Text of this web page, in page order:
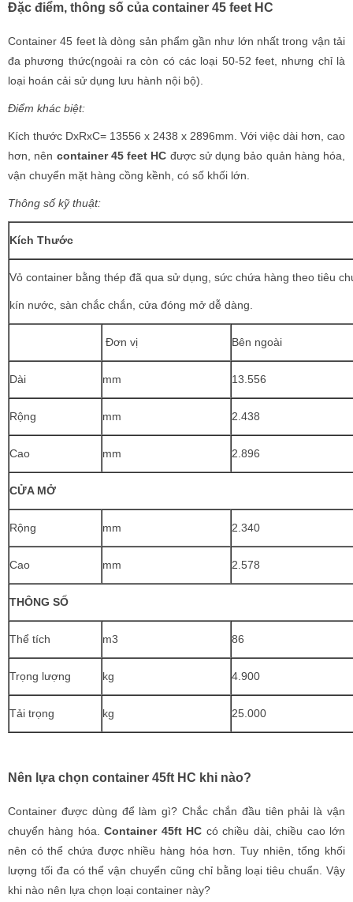
Đặc điểm, thông số của container 45 feet HC
Container 45 feet là dòng sản phẩm gần như lớn nhất trong vận tải
đa phương thức(ngoài ra còn có các loại 50-52 feet, nhưng chỉ là
loại hoán cải sử dụng lưu hành nội bộ).
Điểm khác biệt:
Kích thước DxRxC= 13556 x 2438 x 2896mm. Với việc dài hơn, cao
hơn, nên container 45 feet HC được sử dụng bảo quản hàng hóa,
vận chuyển mặt hàng cồng kềnh, có số khối lớn.
Thông số kỹ thuật:
Kích Thước
Vỏ container bằng thép đã qua sử dụng, sức chứa hàng theo tiêu
kín nước, sàn chắc chắn, cửa đóng mở dễ dàng.
Đơn vị Bên ngoài
Dài mm 13.556
Rộng mm 2.438
Cao mm 2.896
CỬA MỞ
Rộng mm 2.340
Cao mm 2.578
THÔNG SỐ
Thể tích m3 86
Trọng lượng kg 4.900
Tải trọng kg 25.000
Nên lựa chọn container 45ft HC khi nào?
Container được dùng để làm gì? Chắc chắn đầu tiên phải là vận
chuyển hàng hóa.Container 45ft HC có chiều dài, chiều cao lớn
nên có thể chứa được nhiều hàng hóa hơn. Tuy nhiên, tổng khối
lượng tối đa có thể vận chuyển cũng chỉ bằng loại tiêu chuẩn. Vậy
khi nào nên lựa chọn loại container này?